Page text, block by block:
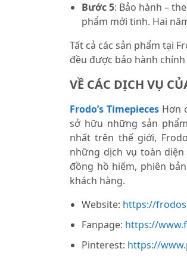
Bước 5: Bảo hành –
phẩm mới tinh. Hai
Tất cả các sản phẩm tại
đều được bảo hành
VỀ CÁC DỊCH VỤ
Frodo’s TimepiecesHơn
sở hữu những sản
nhất trên thế giới,
những dịch vụ toàn
đồng hồ hiếm, phiên
khách hàng.
Website: https://
Fanpage: https://
Pinterest: https://